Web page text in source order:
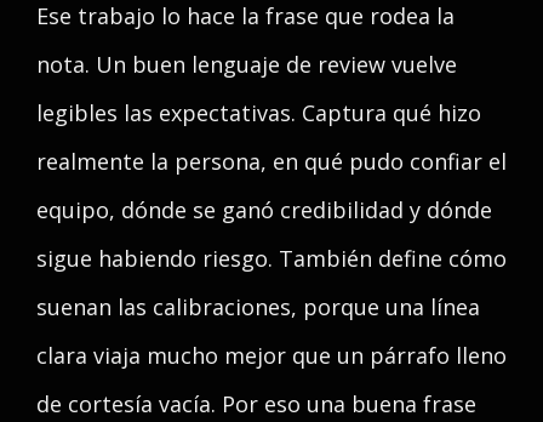
Ese trabajo lo hace la frase que rodea la
nota. Un buen lenguaje de review vuelve
legibles las expectativas. Captura qué hizo
realmente la persona, en qué pudo confiar el
equipo, dónde se ganó credibilidad y dónde
sigue habiendo riesgo. También define cómo
suenan las calibraciones, porque una línea
clara viaja mucho mejor que un párrafo lleno
de cortesía vacía. Por eso una buena frase